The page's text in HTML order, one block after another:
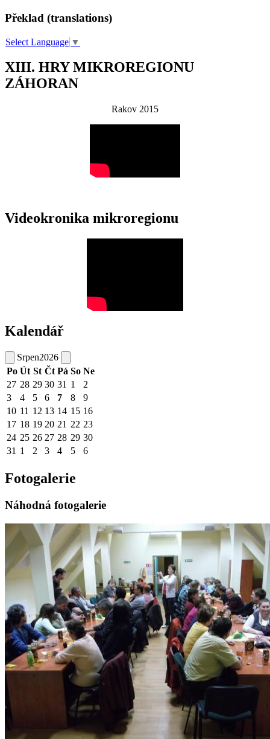
Překlad (translations)
Select Language ▼
XIII. HRY MIKROREGIONU
ZÁHORAN
Rakov 2015
Videokronika mikroregionu
Kalendář
Srpen2026
Po Út St Čt Pá So Ne
27 28 29 30 31 1
2
3
4 5 6 7 8
9
10 11 12 13 14 15 16
17 18 19 20 21 22 23
24 25 26 27 28 29 30
31 1 2 3 4 5 6
Fotogalerie
Náhodná fotogalerie